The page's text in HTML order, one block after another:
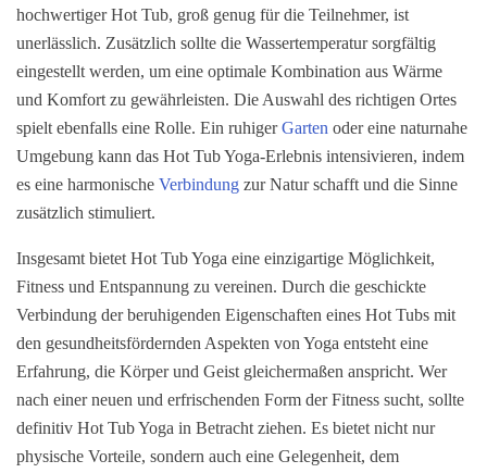
hochwertiger Hot Tub, groß genug für die Teilnehmer, ist
unerlässlich. Zusätzlich sollte die Wassertemperatur sorgfältig
eingestellt werden, um eine optimale Kombination aus Wärme
und Komfort zu gewährleisten. Die Auswahl des richtigen Ortes
spielt ebenfalls eine Rolle. Ein ruhigerGarten oder eine naturnahe
Umgebung kann das Hot Tub Yoga-Erlebnis intensivieren, indem
es eine harmonische Verbindung zur Natur schafft und die Sinne
zusätzlich stimuliert.
Insgesamt bietet Hot Tub Yoga eine einzigartige Möglichkeit,
Fitness und Entspannung zu vereinen. Durch die geschickte
Verbindung der beruhigenden Eigenschaften eines Hot Tubs mit
den gesundheitsfördernden Aspekten von Yoga entsteht eine
Erfahrung, die Körper und Geist gleichermaßen anspricht. Wer
nach einer neuen und erfrischenden Form der Fitness sucht, sollte
definitiv Hot Tub Yoga in Betracht ziehen. Es bietet nicht nur
physische Vorteile, sondern auch eine Gelegenheit, dem